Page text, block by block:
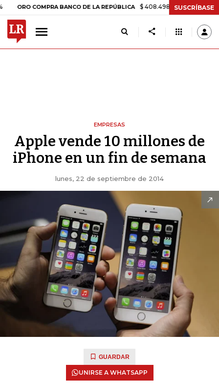
COMPRA BANCO DE LA REPÚBLICA $ 408.498,97 +$ 8.753,81 +2,19%
SUSCRÍBASE
EMPRESAS
Apple vende 10 millones de
iPhone en un fin de semana
lunes, 22 de septiembre de 2014
GUARDAR
UNIRSE A WHATSAPP